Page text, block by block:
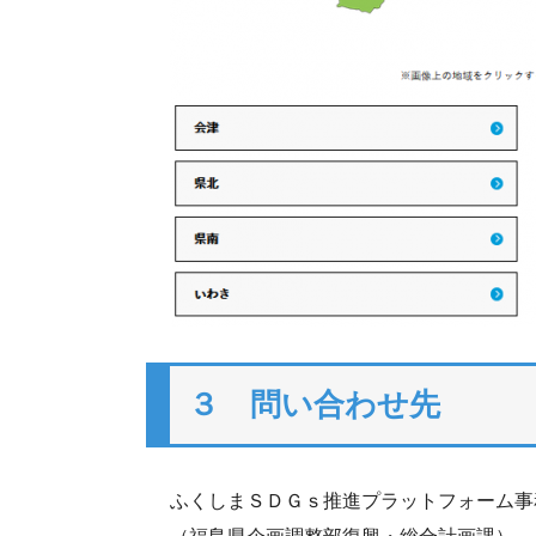
３ 問い合わせ先
ふくしまＳＤＧｓ推進プラットフォーム